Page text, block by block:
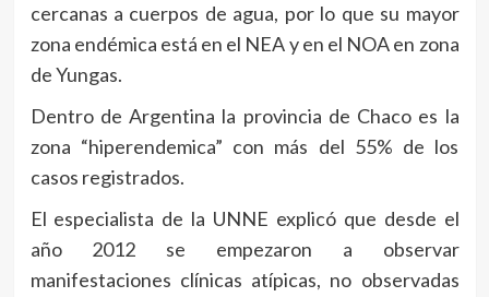
cercanas a cuerpos de agua, por lo que su mayor
zona endémica está en el NEA y en el NOA en zona
de Yungas.
Dentro de Argentina la provincia de Chaco es la
zona “hiperendemica” con más del 55% de los
casos registrados.
El especialista de la UNNE explicó que desde el
año 2012 se empezaron a observar
manifestaciones clínicas atípicas, no observadas